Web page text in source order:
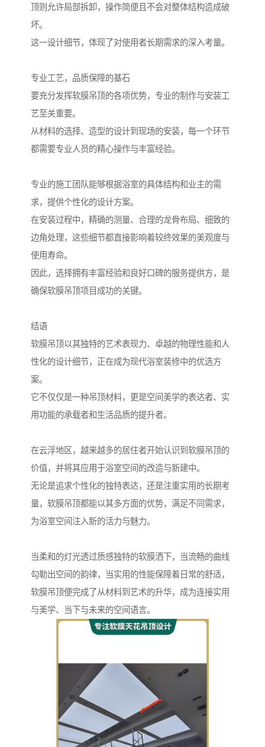
顶则允许局部拆卸，操作简便且不会对整体结构造成破
坏。
这一设计细节，体现了对使用者长期需求的深入考量。
专业工艺，品质保障的基石
要充分发挥软膜吊顶的各项优势，专业的制作与安装工
艺至关重要。
从材料的选择、造型的设计到现场的安装，每一个环节
都需要专业人员的精心操作与丰富经验。
专业的施工团队能够根据浴室的具体结构和业主的需
求，提供个性化的设计方案。
在安装过程中，精确的测量、合理的龙骨布局、细致的
边角处理，这些细节都直接影响着较终效果的美观度与
使用寿命。
因此，选择拥有丰富经验和良好口碑的服务提供方，是
确保软膜吊顶项目成功的关键。
结语
软膜吊顶以其独特的艺术表现力、卓越的物理性能和人
性化的设计细节，正在成为现代浴室装修中的优选方
案。
它不仅仅是一种吊顶材料，更是空间美学的表达者、实
用功能的承载者和生活品质的提升者。
在云浮地区，越来越多的居住者开始认识到软膜吊顶的
价值，并将其应用于浴室空间的改造与新建中。
无论是追求个性化的独特表达，还是注重实用的长期考
量，软膜吊顶都能以其多方面的优势，满足不同需求，
为浴室空间注入新的活力与魅力。
当柔和的灯光透过质感独特的软膜洒下，当流畅的曲线
勾勒出空间的韵律，当实用的性能保障着日常的舒适，
软膜吊顶便完成了从材料到艺术的升华，成为连接实用
与美学、当下与未来的空间语言。